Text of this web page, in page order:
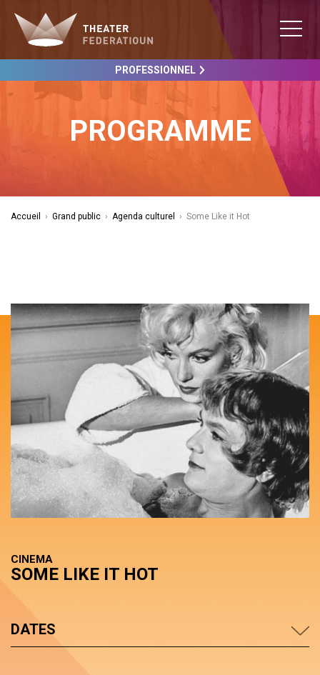
PROFESSIONNEL
PROGRAMME
Accueil › Grand public › Agenda culturel › Some Like it Hot
CINEMA
SOME LIKE IT HOT
DATES